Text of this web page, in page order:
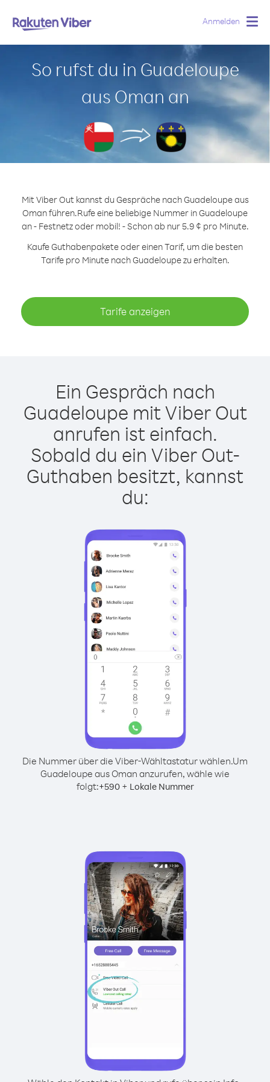
Anmelden
So rufst du in Guadeloupe
aus Oman an
Mit Viber Out kannst du Gespräche nach Guadeloupe aus
Oman führen.Rufe eine beliebige Nummer in Guadeloupe
an - Festnetz oder mobil! - Schon ab nur 5.9 ¢ pro Minute.
Kaufe Guthabenpakete oder einen Tarif, um die besten
Tarife pro Minute nach Guadeloupe zu erhalten.
Tarife anzeigen
Ein Gespräch nach
Guadeloupe mit Viber Out
anrufen ist einfach.
Sobald du ein Viber Out-
Guthaben besitzt, kannst
du:
Die Nummer über die Viber-Wähltastatur wählen.Um
Guadeloupe aus Oman anzurufen, wähle wie
folgt:+590+ Lokale Nummer